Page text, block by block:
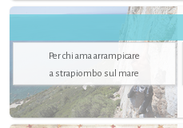
Per chi ama arrampicare
a strapiombo sul mare